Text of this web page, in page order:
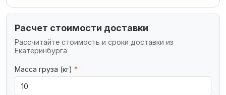
Расчет стоимости доставки
Рассчитайте стоимость и сроки доставки из
Екатеринбурга
Масса груза (кг) *